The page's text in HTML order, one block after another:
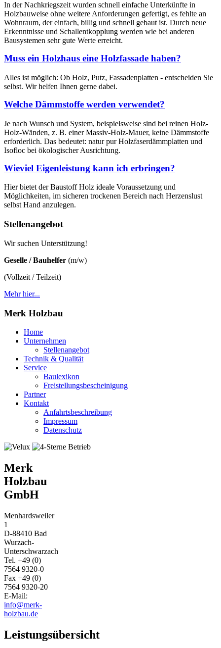
In der Nachkriegszeit wurden schnell einfache Unterkünfte in
Holzbauweise ohne weitere Anforderungen gefertigt, es fehlte an
Wohnraum, der einfach, billig und schnell gebaut ist. Durch neue
Erkenntnisse und Schallentkopplung werden wie bei anderen
Bausystemen sehr gute Werte erreicht.
Muss ein Holzhaus eine Holzfassade haben?
Alles ist möglich: Ob Holz, Putz, Fassadenplatten - entscheiden Sie
selbst. Wir helfen Ihnen gerne dabei.
Welche Dämmstoffe werden verwendet?
Je nach Wunsch und System, beispielsweise sind bei reinen Holz-
Holz-Wänden, z. B. einer Massiv-Holz-Mauer, keine Dämmstoffe
erforderlich. Das bedeutet: natur pur Holzfaserdämmplatten und
Isofloc bei ökologischer Ausrichtung.
Wieviel Eigenleistung kann ich erbringen?
Hier bietet der Baustoff Holz ideale Voraussetzung und
Möglichkeiten, im sicheren trockenen Bereich nach Herzenslust
selbst Hand anzulegen.
Stellenangebot
Wir suchen Unterstützung!
Geselle / Bauhelfer (m/w)
(Vollzeit / Teilzeit)
Mehr hier...
Merk Holzbau
Home
Unternehmen
Stellenangebot
Technik & Qualität
Service
Baulexikon
Freistellungsbescheinigung
Partner
Kontakt
Anfahrtsbeschreibung
Impressum
Datenschutz
Merk
Holzbau
GmbH
Menhardsweiler
1
D-88410 Bad
Wurzach-
Unterschwarzach
Tel. +49 (0)
7564 9320-0
Fax +49 (0)
7564 9320-20
E-Mail:
info@merk-
holzbau.de
Leistungsübersicht